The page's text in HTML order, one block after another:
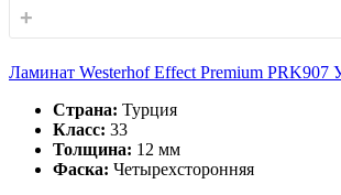
+
Ламинат Westerhof Effect Premium PRK907
Страна: Турция
Класс: 33
Толщина: 12 мм
Фаска: Четырехсторонняя